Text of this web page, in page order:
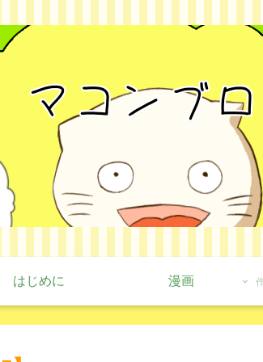
はじめに 漫画